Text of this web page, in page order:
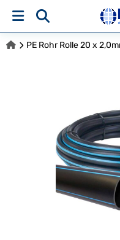
PE Rohr Rolle 20 x